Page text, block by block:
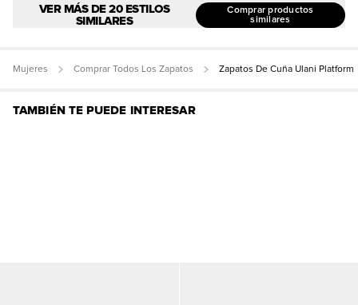
VER MÁS DE 20 ESTILOS
SIMILARES
Comprar productos
similares
Mujeres Comprar Todos Los Zapatos Zapatos De Cuña Ulani Platform
TAMBIÉN TE PUEDE INTERESAR